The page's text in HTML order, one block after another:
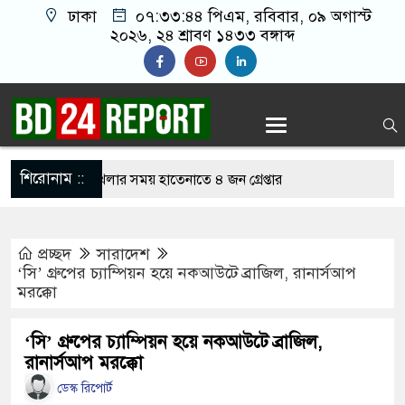
ঢাকা ০৭:৩৩:৪৫ পিএম, রবিবার, ০৯ অগাস্ট
২০২৬, ২৪ শ্রাবণ ১৪৩৩ বঙ্গাব্দ
শিরোনাম ::
জুয়া খেলার সময় হাতেনাতে ৪ জন গ্রেপ্তার
অসহায় মায়ের মাথার চুল বিক্রি
অমায়িক ব্যবহার পান, জানালেন নারী
প্রচ্ছদ
সারাদেশ
‘সি’ গ্রুপের চ্যাম্পিয়ন হয়ে নকআউটে ব্রাজিল, রানার্সআপ
মরক্কো
‘সি’ গ্রুপের চ্যাম্পিয়ন হয়ে নকআউটে ব্রাজিল,
রানার্সআপ মরক্কো
ডেস্ক রিপোর্ট